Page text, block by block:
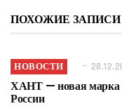
ПОХОЖИЕ ЗАПИСИ
НОВОСТИ
ХАНТ — новая марка
России